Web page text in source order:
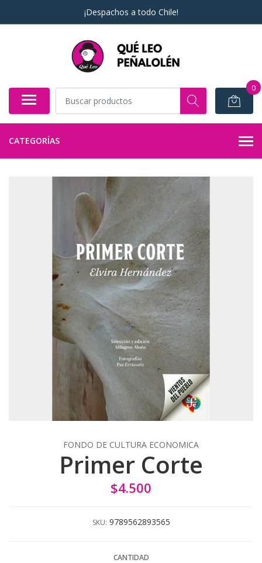
¡Despachos a todo Chile!
0
CATEGORÍAS
FONDO DE CULTURA ECONOMICA
Primer Corte
$4.500
SKU: 9789562893565
CANTIDAD